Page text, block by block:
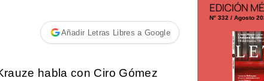
Añadir Letras Libres a Google
habla con Ciro Gómez
EDICIÓN
N° 299 / Agosto